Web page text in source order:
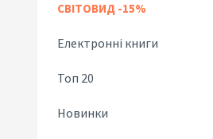
СВІТОВИД -15%
Електронні книги
Топ 20
Новинки